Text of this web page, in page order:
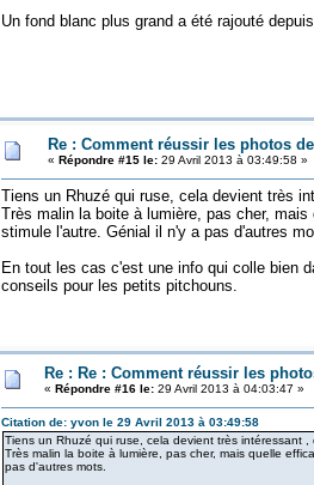
Un fond blanc plus grand a été rajouté
Re : Comment réussir les photos
« Répondre #15 le:29 Avril 2013 à 03:49:58 »
Tiens un Rhuzé qui ruse, cela devient très
Très malin la boite à lumière, pas cher,
stimule l'autre. Génial il n'y a pas d'autres
En tout les cas c'est une info qui colle bien
conseils pour les petits pitchouns.
Re : Re : Comment réussir les
« Répondre #16 le:29 Avril 2013 à 04:03:47 »
Citation de: yvon le 29 Avril 2013 à 03:49:58
Tiens un Rhuzé qui ruse, cela devient très intéressant
Très malin la boite à lumière, pas cher, mais quelle
pas d'autres mots.